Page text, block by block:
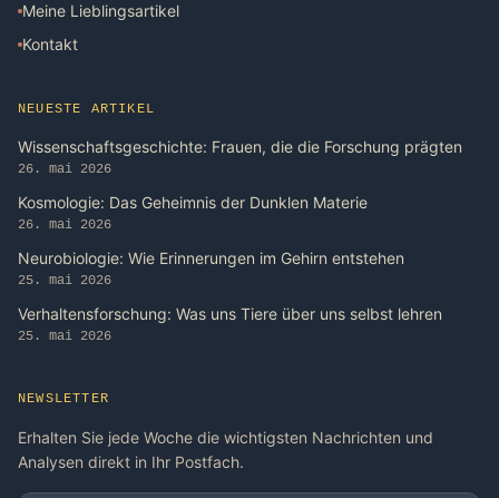
Meine Lieblingsartikel
Kontakt
NEUESTE ARTIKEL
Wissenschaftsgeschichte: Frauen, die die Forschung prägten
26. mai 2026
Kosmologie: Das Geheimnis der Dunklen Materie
26. mai 2026
Neurobiologie: Wie Erinnerungen im Gehirn entstehen
25. mai 2026
Verhaltensforschung: Was uns Tiere über uns selbst lehren
25. mai 2026
NEWSLETTER
Erhalten Sie jede Woche die wichtigsten Nachrichten und
Analysen direkt in Ihr Postfach.